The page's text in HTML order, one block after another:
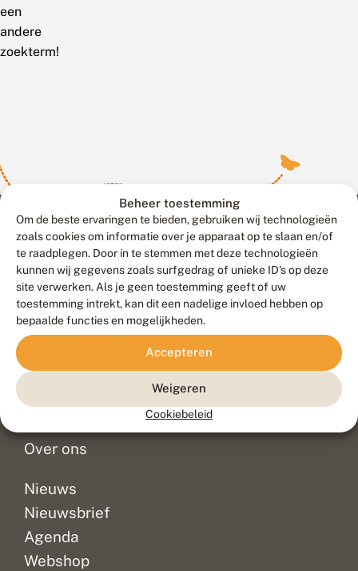
Beheer toestemming
Om de beste ervaringen te bieden, gebruiken wij technologieën
zoals cookies om informatie over je apparaat op te slaan en/of
te raadplegen. Door in te stemmen met deze technologieën
kunnen wij gegevens zoals surfgedrag of unieke ID's op deze
site verwerken. Als je geen toestemming geeft of uw
toestemming intrekt, kan dit een nadelige invloed hebben op
bepaalde functies en mogelijkheden.
Accepteren
Weigeren
Cookiebeleid
een
andere
zoekterm!
Contact
Veelgestelde vragen
Doneer
Over ons
Nieuws
Nieuwsbrief
Agenda
Webshop
Meld waarnemingen© 2026 Vlinderstichting
Duurzaam ontwikkeld door
Go2People
, ontworpen door
Blue Field Agency
Privacy
Disclaimer
Sitemap